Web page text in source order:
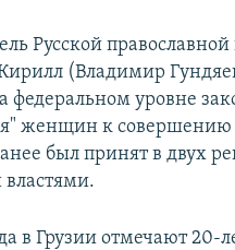
Русской
(Владимир
федеральном уровне
женщин к совершению
был принят в двух
в Грузии отмечают 20-